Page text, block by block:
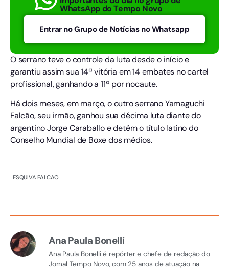
WhatsApp do Tempo Novo
Entrar no Grupo de Notícias no Whatsapp
O serrano teve o controle da luta desde o início e
garantiu assim sua 14ª vitória em 14 embates no cartel
profissional, ganhando a 11ª por nocaute.
Há dois meses, em março, o outro serrano Yamaguchi
Falcão, seu irmão, ganhou sua décima luta diante do
argentino Jorge Caraballo e detém o título latino do
Conselho Mundial de Boxe dos médios.
ESQUIVA FALCAO
Ana Paula Bonelli
Ana Paula Bonelli é repórter e chefe de redação do
Jornal Tempo Novo, com 25 anos de atuação na